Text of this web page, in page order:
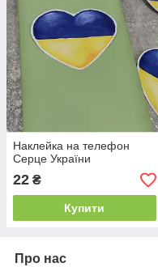
Наклейка на телефон
Серце України
22 ₴
Купити
Про нас